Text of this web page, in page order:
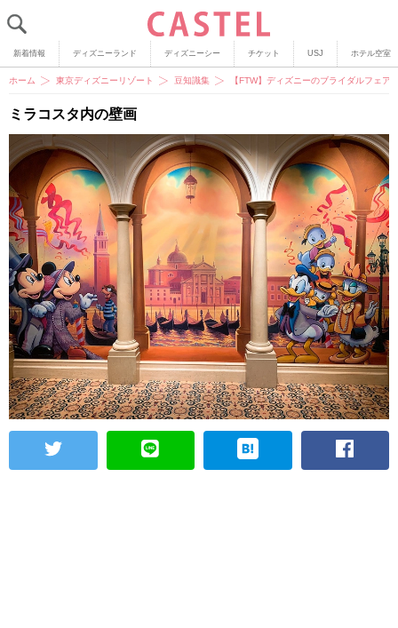
新着情報 ディズニーランド ディズニーシー チケット USJ ホテル空室
ホーム 東京ディズニーリゾート 豆知識集 【FTW】ディズニーのブライダルフェ
ミラコスタ内の壁画